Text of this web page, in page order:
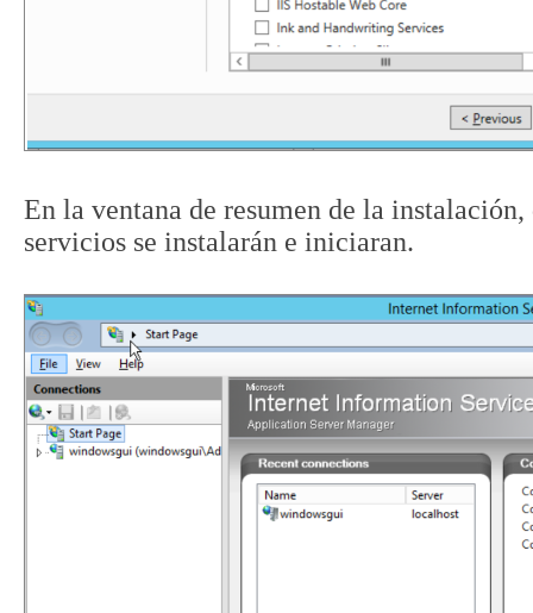
En la ventana de resumen de la
servicios se instalarán e iniciaran.